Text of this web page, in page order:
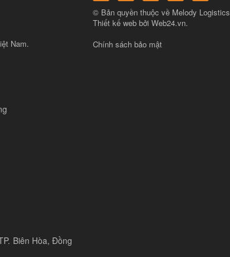
Nam.
Biên Hòa, Đồng
© Bản quyền thuộc về Melody Logistics
Thiết kế web bởi Web24.vn.
Chính sách bảo mật